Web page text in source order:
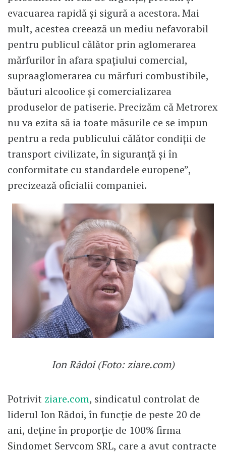
evacuarea rapidă şi sigură a acestora. Mai
mult, acestea creează un mediu nefavorabil
pentru publicul călător prin aglomerarea
mărfurilor în afara spaţiului comercial,
supraaglomerarea cu mărfuri combustibile,
băuturi alcoolice şi comercializarea
produselor de patiserie. Precizăm că Metrorex
nu va ezita să ia toate măsurile ce se impun
pentru a reda publicului călător condiţii de
transport civilizate, în siguranţă şi în
conformitate cu standardele europene”,
precizează oficialii companiei.
Ion Rădoi (Foto: ziare.com)
Potrivit ziare.com, sindicatul controlat de
liderul Ion Rădoi, în funcție de peste 20 de
ani, deține în proporție de 100% firma
Sindomet Servcom SRL, care a avut contracte